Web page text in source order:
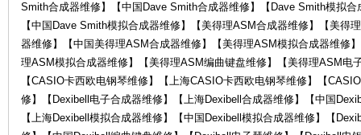
Smith合成器维修】【中国Dave Smith合成器维修】【Dave Smith模拟
【中国Dave Smith模拟合成器维修】【美得理ASM合成器维修】【美得
器维修】【中国美得理ASM合成器维修】【美得理ASM模拟合成器维修
理ASM模拟合成器维修】【美得理ASM编曲键盘维修】【美得理ASM电
【CASIO卡西欧电钢琴维修】【上海CASIO卡西欧电钢琴维修】【
修】【Dexibell电子合成器维修】【上海Dexibell合成器维修】【中国
【上海Dexibell模拟合成器维修】【中国Dexibell模拟合成器维修】【